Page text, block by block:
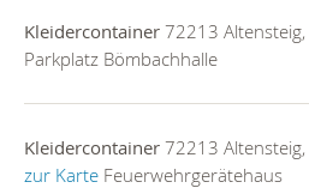
Kleidercontainer 72213 Altensteig,
Parkplatz Bömbachhalle
Kleidercontainer 72213
zur Karte Feuerwehrgerätehaus